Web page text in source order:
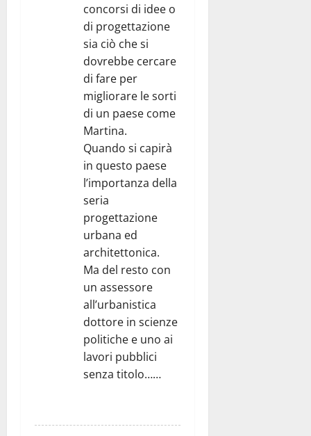
concorsi di idee o
di progettazione
sia ciò che si
dovrebbe cercare
di fare per
migliorare le sorti
di un paese come
Martina.
Quando si capirà
in questo paese
l’importanza della
seria
progettazione
urbana ed
architettonica.
Ma del resto con
un assessore
all’urbanistica
dottore in scienze
politiche e uno ai
lavori pubblici
senza titolo……